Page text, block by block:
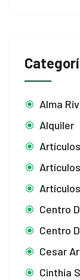
Alma
Alquiler
Centro
Centro
Cesar
Cinthia